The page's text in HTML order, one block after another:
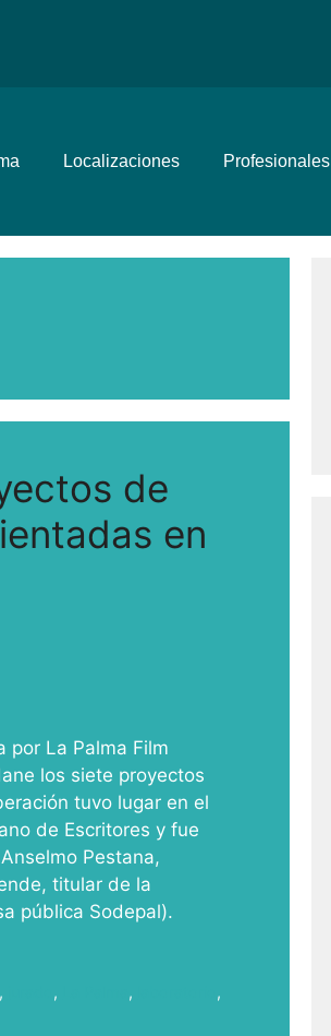
Localizaciones Profesionales
de
en
por La Palma Film
los siete proyectos
tuvo lugar en el
de Escritores y fue
Pestana,
titular de la
pública Sodepal).
, , ,
,